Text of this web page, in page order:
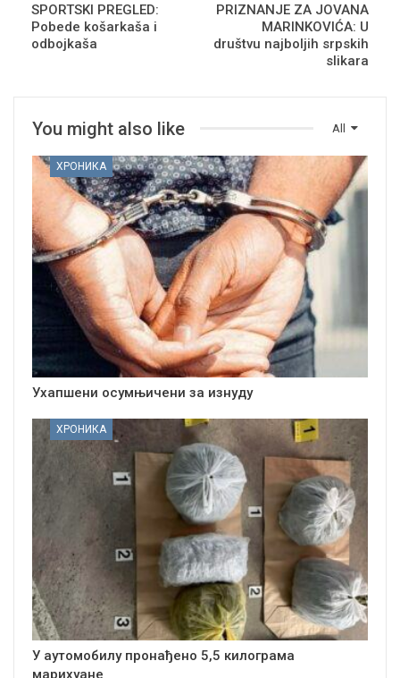
SPORTSKI PREGLED:
Pobede košarkaša i
odbojkaša
PRIZNANJE ZA JOVANA
MARINKOVIĆA: U
društvu najboljih srpskih
slikara
All
You might also like
ХРОНИКА
Ухапшени осумњичени за изнуду
ХРОНИКА
У аутомобилу пронађено 5,5 килограма
марихуане